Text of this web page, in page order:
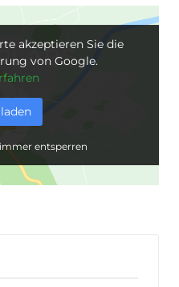
akzeptieren Sie die
von Google.
entsperren